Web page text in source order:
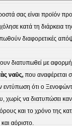
σας είναι προϊόν
κατά τη διάρκεια
διαφορετικές
διατυπωθεί με
ναῡς, που αναφέρεται
εντύπωση ότι ο
χωρίς να διατυπώσει
και το χρόνο της
αόριστο.